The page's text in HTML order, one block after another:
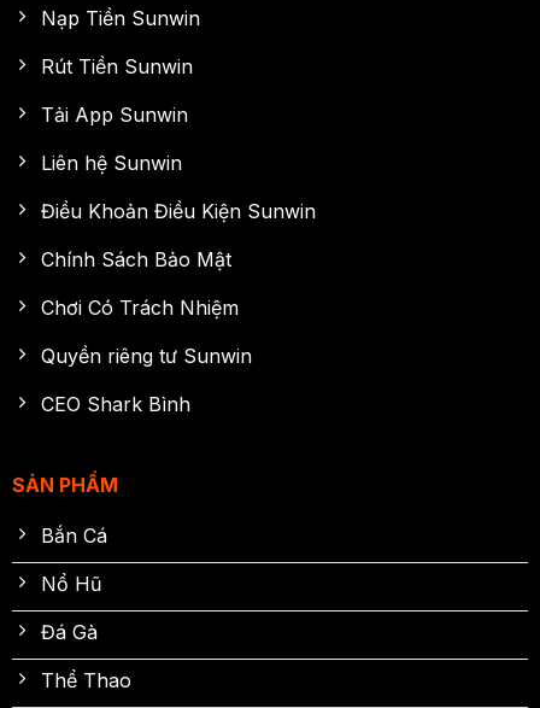
Nạp Tiền Sunwin
Rút Tiền Sunwin
Tải App Sunwin
Liên hệ Sunwin
Điều Khoản Điều Kiện Sunwin
Chính Sách Bảo Mật
Chơi Có Trách Nhiệm
Quyền riêng tư Sunwin
CEO Shark Bình
SẢN PHẨM
Bắn Cá
Nổ Hũ
Đá Gà
Thể Thao